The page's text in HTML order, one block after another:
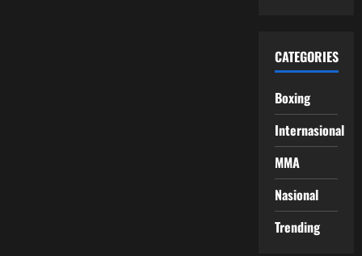
CATEGORIES
Boxing
Internasional
MMA
Nasional
Trending